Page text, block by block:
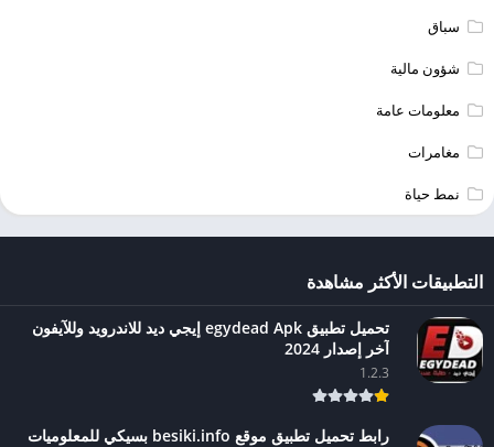
سباق
شؤون مالية
معلومات عامة
مغامرات
نمط حياة
التطبيقات الأكثر مشاهدة
تحميل تطبيق egydead Apk إيجي ديد للاندرويد وللآيفون
آخر إصدار 2024
1.2.3
رابط تحميل تطبيق موقع besiki.info بسيكي للمعلوميات